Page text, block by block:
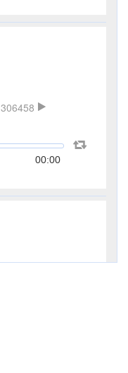
306458
00:00